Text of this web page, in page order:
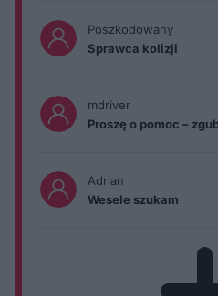
Poszkodowany
Sprawca kolizji
mdriver
Proszę o pomoc –
Adrian
Wesele szukam